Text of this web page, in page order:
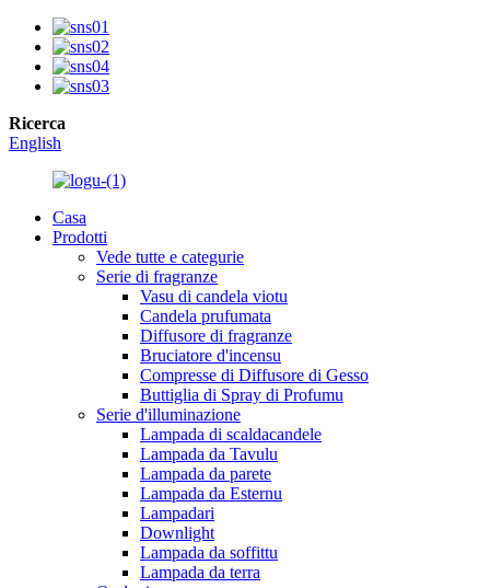
Ricerca
English
Casa
Prodotti
Vede tutte e categurie
Serie di fragranze
Vasu di candela viotu
Candela prufumata
Diffusore di fragranze
Bruciatore d'incensu
Compresse di Diffusore di Gesso
Buttiglia di Spray di Profumu
Serie d'illuminazione
Lampada di scaldacandele
Lampada da Tavulu
Lampada da parete
Lampada da Esternu
Lampadari
Downlight
Lampada da soffittu
Lampada da terra